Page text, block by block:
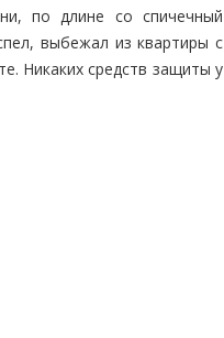
по длине со спичечный
выбежал из квартиры с
Никаких средств защиты у